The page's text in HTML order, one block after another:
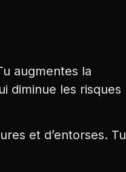
augmentes la
diminue les risques
et d’entorses. Tu